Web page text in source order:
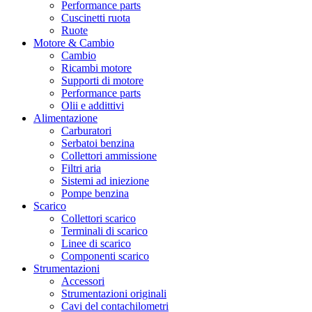
Performance parts
Cuscinetti ruota
Ruote
Motore & Cambio
Cambio
Ricambi motore
Supporti di motore
Performance parts
Olii e addittivi
Alimentazione
Carburatori
Serbatoi benzina
Collettori ammissione
Filtri aria
Sistemi ad iniezione
Pompe benzina
Scarico
Collettori scarico
Terminali di scarico
Linee di scarico
Componenti scarico
Strumentazioni
Accessori
Strumentazioni originali
Cavi del contachilometri